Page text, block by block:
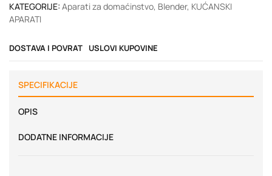
KATEGORIJE: Aparati za domaćinstvo, Blender, KUĆANSKI
APARATI
DOSTAVA I POVRAT USLOVI KUPOVINE
SPECIFIKACIJE
OPIS
DODATNE INFORMACIJE